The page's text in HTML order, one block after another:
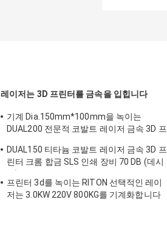
레이저는 3D 프린터를 금속을 입힙니다
기계 Dia.150mm*100mm을 녹이는
DUAL200 전문적 코발트 레이저 금속 3D 프
DUAL150 티타늄 코발트 레이저 금속 3D 프
린터 크롬 합금 SLS 인쇄 장비 70 DB (데시
프린터 3d를 녹이는 RITON 선택적인 레이
저는 3.0KW 220V 800KG를 기계화합니다